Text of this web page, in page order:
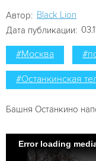
Автор: Black Lion
Дата публикации:
#Москва
#Останкинская
Башня Останкино
Error loading